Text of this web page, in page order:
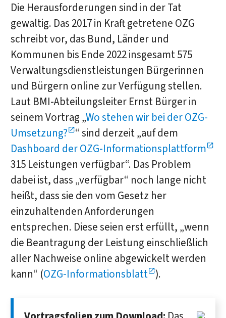
Die Herausforderungen sind in der Tat
gewaltig. Das 2017 in Kraft getretene OZG
schreibt vor, das Bund, Länder und
Kommunen bis Ende 2022 insgesamt 575
Verwaltungsdienstleistungen Bürgerinnen
und Bürgern online zur Verfügung stellen.
Laut BMI-Abteilungsleiter Ernst Bürger in
seinem Vortrag „Wo stehen wir bei der OZG-
Umsetzung? “ sind derzeit „auf dem
Dashboard der OZG-Informationsplattform
315 Leistungen verfügbar“. Das Problem
dabei ist, dass „verfügbar“ noch lange nicht
heißt, dass sie den vom Gesetz her
einzuhaltenden Anforderungen
entsprechen. Diese seien erst erfüllt, „wenn
die Beantragung der Leistung einschließlich
aller Nachweise online abgewickelt werden
kann“ (OZG-Informationsblatt ).